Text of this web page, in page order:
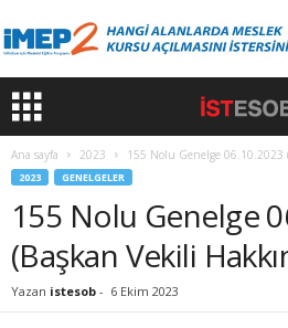
Ana sayfa 2023 155 Nolu Genelge 06.10.2023
2023 GENELGELER
155 Nolu Genelge
(Başkan Vekili
Yazan istesob - 6 Ekim 2023